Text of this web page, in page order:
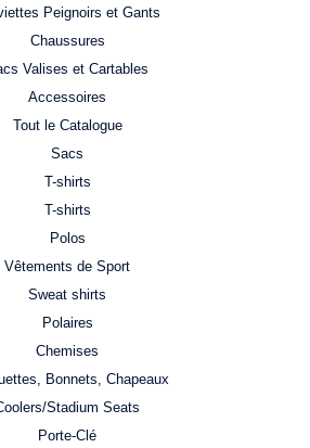
Peignoirs et Gants
Chaussures
Valises et Cartables
Accessoires
Tout le Catalogue
Sacs
T-shirts
T-shirts
Polos
Vêtements de Sport
Sweat shirts
Polaires
Chemises
Bonnets, Chapeaux
Stadium Seats
Porte-Clé